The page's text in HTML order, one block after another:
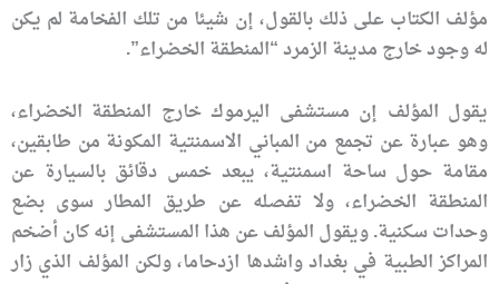
مؤلف الكتاب على ذلك بالقول، إن شيئا من تلك الفخامة لم يكن
له وجود خارج مدينة الزمرد “المنطقة الخضراء”.
يقول المؤلف إن مستشفى اليرموك خارج المنطقة الخضراء،
وهو عبارة عن تجمع من المباني الاسمنتية المكونة من طابقين،
مقامة حول ساحة اسمنتية، يبعد خمس دقائق بالسيارة عن
المنطقة الخضراء، ولا تفصله عن طريق المطار سوى بضع
وحدات سكنية. ويقول المؤلف عن هذا المستشفى إنه كان أضخم
المراكز الطبية في بغداد واشدها ازدحاما، ولكن المؤلف الذي زار